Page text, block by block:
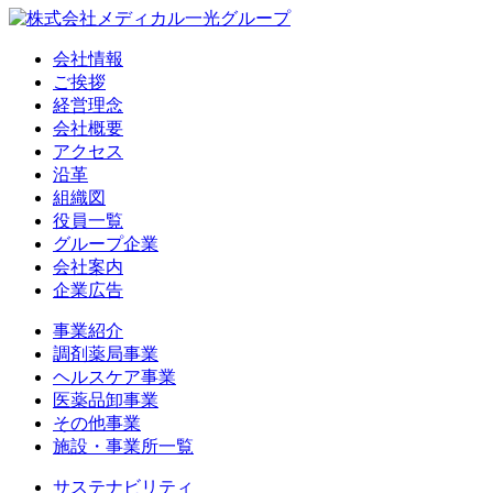
会社情報
ご挨拶
経営理念
会社概要
アクセス
沿革
組織図
役員一覧
グループ企業
会社案内
企業広告
事業紹介
調剤薬局事業
ヘルスケア事業
医薬品卸事業
その他事業
施設・事業所一覧
サステナビリティ